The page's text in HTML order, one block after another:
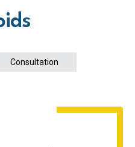
Consultation